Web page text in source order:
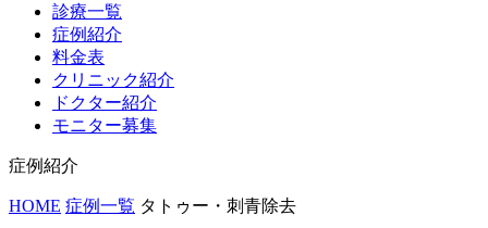
診療一覧
症例紹介
料金表
クリニック紹介
ドクター紹介
モニター募集
症例紹介
HOME 症例一覧 タトゥー・刺青除去